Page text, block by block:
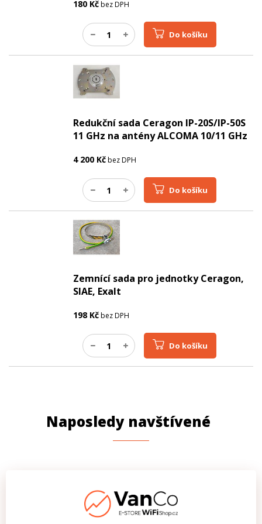
180 Kčbez DPH
Do košíku
Redukční sada Ceragon IP-20S/IP-50S
11 GHz na antény ALCOMA 10/11 GHz
4 200 Kčbez DPH
Do košíku
Zemnící sada pro jednotky Ceragon,
SIAE, Exalt
198 Kčbez DPH
Do košíku
Naposledy navštívené